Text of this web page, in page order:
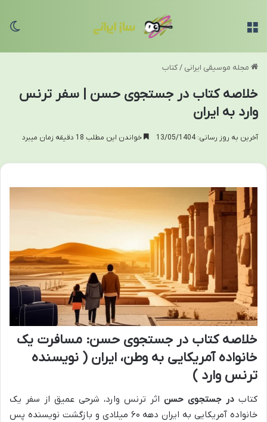
مجله موسیقی ایرانی /کتاب
خلاصه کتاب در جستجوی حسن | سفر ترنس
وارد به ایران
آخرین به روز رسانی: 13/05/1404 خواندن این مطلب 18 دقیقه زمان میبرد
خلاصه کتاب در جستجوی حسن: مسافرت یک
خانواده آمریکایی به وطن، ایران ( نویسنده
ترنس وارد )
کتاب در جستجوی حسن اثر ترنس وارد، شرحی عمیق از سفر یک
خانواده آمریکایی به ایران دهه ۶۰ میلادی و بازگشت نویسنده پس